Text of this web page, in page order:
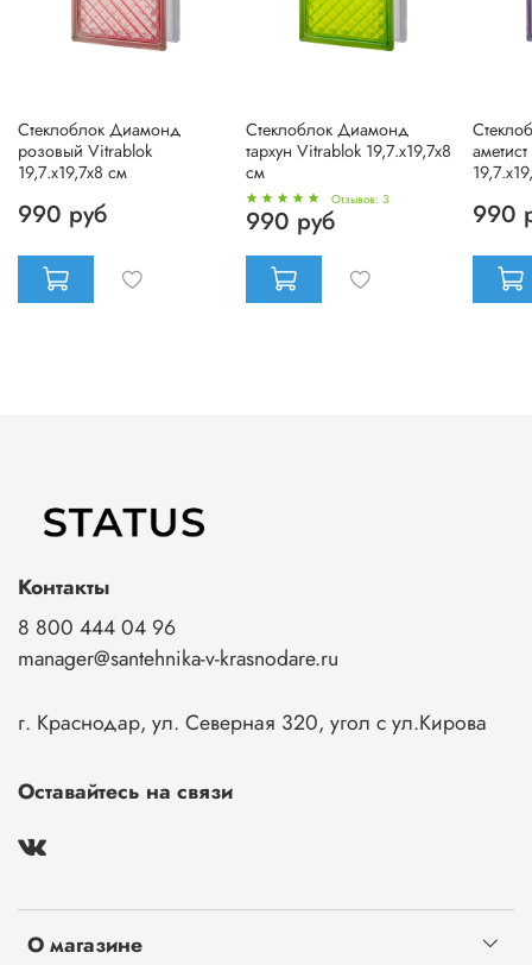
Стеклоблок Диамонд
розовый Vitrablok
19,7.x19,7x8 см
990 руб
Стеклоблок Диамонд
тархун Vitrablok 19,7.x19,7x8
см
Отзывов: 3
990 руб 990
О магазине
Контакты
8 800 444 04 96
manager@santehnika-v-krasnodare.ru
г. Краснодар, ул. Северная 320, угол с ул.Кирова
Оставайтесь на связи